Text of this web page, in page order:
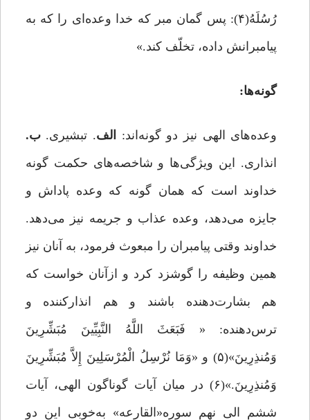
رُسُلَه‌ُ‌(۴): پس گمان مبر که خدا وعده‌ای را که به
پیامبرانش داده، تخلّف کند.»
گونه‌ها:
وعده‌های الهی نیز دو گونه‌اند: الف. تبشیری.ب.
انذاری. این ویژگی‌ها و شاخصه‌های حکمت گونه
خداوند است که همان گونه که وعده پاداش و
جایزه می‌دهد، وعده عذاب و جریمه نیز می‌دهد.
خداوند وقتی پیامبران را مبعوث فرمود، به آنان نیز
همین وظیفه را گوشزد کرد و ازآنان خواست که
هم بشارت‌دهنده باشند و هم انذارکننده و
ترس‌دهنده: « فَبَعَثَ اللَّهُ النَّبِیِّینَ مُبَشِّرِینَ
وَمُنذِرِینَ»(۵) و «وَمَا نُرْسِلُ الْمُرْسَلِینَ إِلاَّ مُبَشِّرِینَ
وَمُنذِرِینَ.»(۶) در میان آیات گوناگون الهی، آیات
ششم الی نهم سوره«القارعه» به‌خوبی این دو